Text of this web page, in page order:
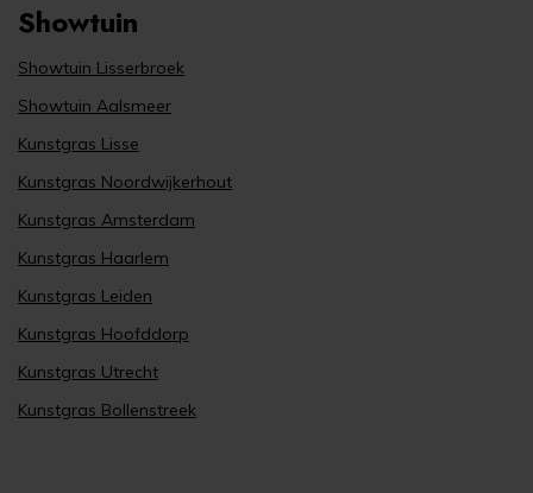
Showtuin
Showtuin Lisserbroek
Showtuin Aalsmeer
Kunstgras Lisse
Kunstgras Noordwijkerhout
Kunstgras Amsterdam
Kunstgras Haarlem
Kunstgras Leiden
Kunstgras Hoofddorp
Kunstgras Utrecht
Kunstgras Bollenstreek